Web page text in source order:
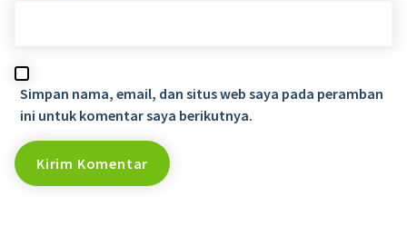
Simpan nama, email, dan situs web saya pada peramban
ini untuk komentar saya berikutnya.